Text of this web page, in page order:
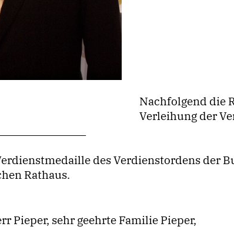
Nachfolgend die
Verleihung der
des Verdienstordens der
Rathaus.
Pieper, sehr geehrte Familie Pieper,